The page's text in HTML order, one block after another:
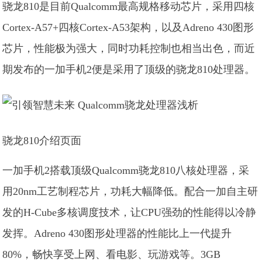
骁龙810是目前Qualcomm最高规格移动芯片，采用四核
Cortex-A57+四核Cortex-A53架构，以及Adreno 430图形
芯片，性能极为强大，同时功耗控制也相当出色，而近
期发布的一加手机2便是采用了顶级的骁龙810处理器。
骁龙810介绍页面
一加手机2搭载顶级Qualcomm骁龙810八核处理器，采
用20nm工艺制程芯片，功耗大幅降低。配合一加自主研
发的H-Cube多核调度技术，让CPU强劲的性能得以冷静
发挥。Adreno 430图形处理器的性能比上一代提升
80%，畅快享受上网、看电影、玩游戏等。3GB